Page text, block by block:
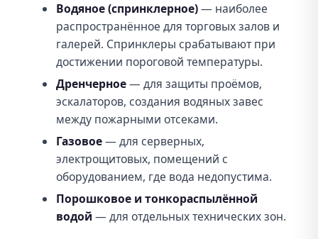
Водяное (спринклерное)— наиболее
распространённое для торговых залов и
галерей. Спринклеры срабатывают при
достижении пороговой температуры.
Дренчерное— для защиты проёмов,
эскалаторов, создания водяных завес
между пожарными отсеками.
Газовое— для серверных,
электрощитовых, помещений с
оборудованием, где вода недопустима.
Порошковое и тонкораспылённой
водой — для отдельных технических зон.